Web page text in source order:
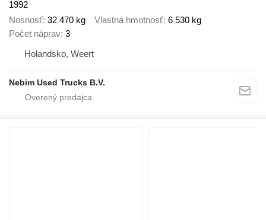
1992
Nosnosť 32 470 kg Vlastná hmotnosť 6 530 kg
Počet náprav 3
Holandsko, Weert
Nebim Used Trucks B.V.